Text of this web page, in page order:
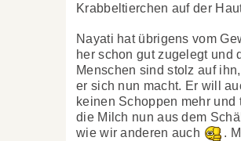
Krabbeltierchen auf der
Nayati hat übrigens vom
her schon gut zugelegt und
Menschen sind stolz auf
er sich nun macht. Er will
keinen Schoppen mehr und
die Milch nun aus dem
wie wir anderen auch
.